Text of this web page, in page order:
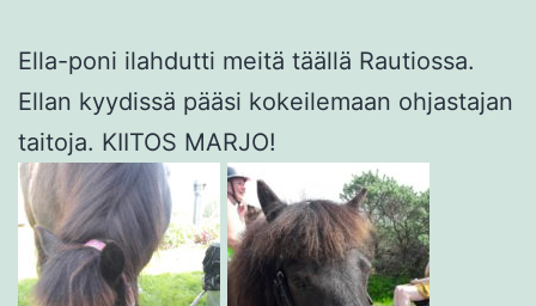
Ella-poni ilahdutti meitä täällä Rautiossa.
Ellan kyydissä pääsi kokeilemaan ohjastajan
taitoja. KIITOS MARJO!